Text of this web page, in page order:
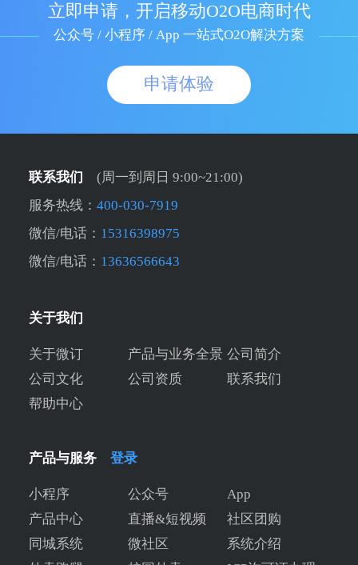
立即申请，开启移动O2O电商时代
公众号 / 小程序 / App 一站式O2O解决方案
申请体验
联系我们
(周一到周日 9:00~21:00)
服务热线： 400-030-7919
微信/电话： 15316398975
微信/电话： 13636566643
关于我们
关于微订 产品与业务全景 公司简介
公司文化
公司资质
联系我们
帮助中心
产品与服务 登录
小程序 公众号
App
产品中心
直播&短视频
社区团购
同城系统
微社区
系统介绍